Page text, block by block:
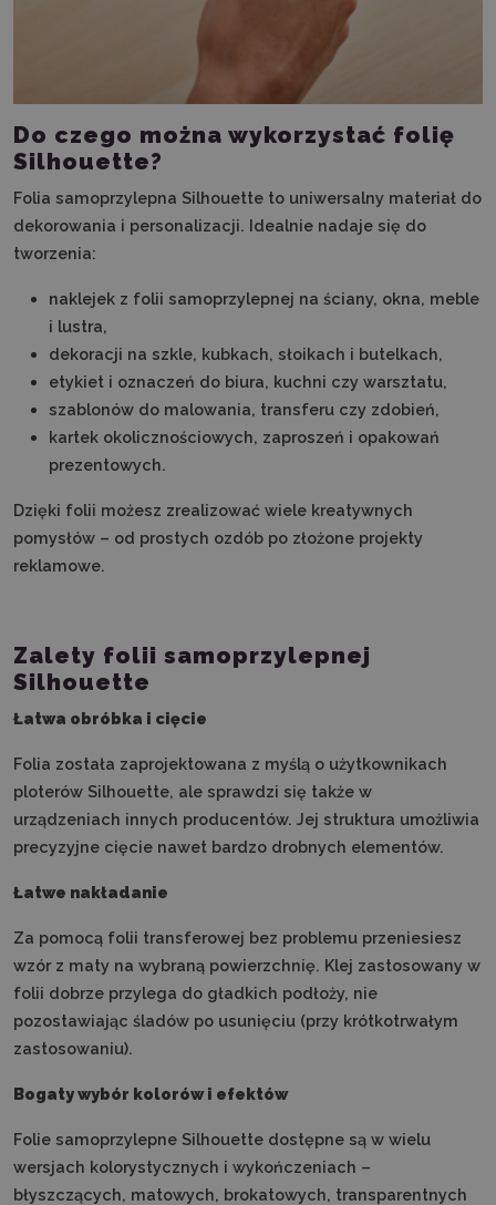
Do czego można wykorzystać folię
Silhouette?
Folia samoprzylepna Silhouette to uniwersalny materiał do
dekorowania i personalizacji. Idealnie nadaje się do
tworzenia:
naklejek z folii samoprzylepnej na ściany, okna, meble
i lustra,
dekoracji na szkle, kubkach, słoikach i butelkach,
etykiet i oznaczeń do biura, kuchni czy warsztatu,
szablonów do malowania, transferu czy zdobień,
kartek okolicznościowych, zaproszeń i opakowań
prezentowych.
Dzięki folii możesz zrealizować wiele kreatywnych
pomysłów – od prostych ozdób po złożone projekty
reklamowe.
Zalety folii samoprzylepnej
Silhouette
Łatwa obróbka i cięcie
Folia została zaprojektowana z myślą o użytkownikach
ploterów Silhouette, ale sprawdzi się także w
urządzeniach innych producentów. Jej struktura umożliwia
precyzyjne cięcie nawet bardzo drobnych elementów.
Łatwe nakładanie
Za pomocą folii transferowej bez problemu przeniesiesz
wzór z maty na wybraną powierzchnię. Klej zastosowany w
folii dobrze przylega do gładkich podłoży, nie
pozostawiając śladów po usunięciu (przy krótkotrwałym
zastosowaniu).
Bogaty wybór kolorów i efektów
Folie samoprzylepne Silhouette dostępne są w wielu
wersjach kolorystycznych i wykończeniach –
błyszczących, matowych, brokatowych, transparentnych